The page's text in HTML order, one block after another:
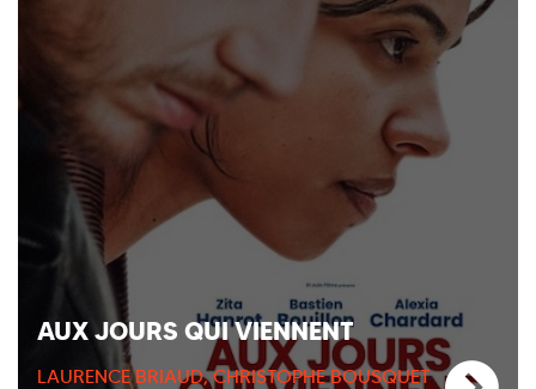
AUX JOURS QUI VIENNENT
LAURENCE BRIAUD, CHRISTOPHE BOUSQUET